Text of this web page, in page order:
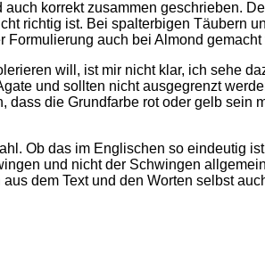
korrekt zusammen geschrieben.
richtig ist. Bei spalterbigen Täubern
auch bei Almond gemacht
will, ist mir nicht klar, ich sehe
und sollten nicht ausgegrenzt
die Grundfarbe rot oder gelb sein
Ob das im Englischen so eindeutig
und nicht der Schwingen
dem Text und den Worten selbst